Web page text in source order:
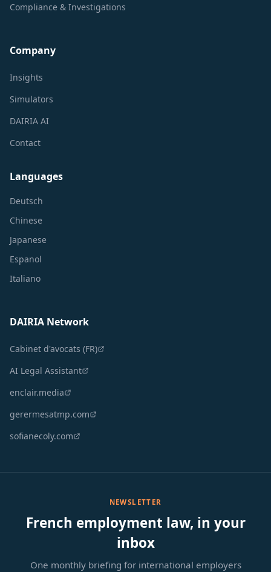
Compliance & Investigations
Company
Insights
Simulators
DAIRIA AI
Contact
Languages
Deutsch
Chinese
Japanese
Espanol
Italiano
DAIRIA Network
Cabinet d'avocats (FR)
AI Legal Assistant
enclair.media
gerermesatmp.com
sofianecoly.com
NEWSLETTER
French employment law, in your
inbox
One monthly briefing for international employers